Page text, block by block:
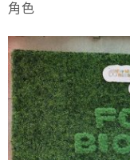
角色